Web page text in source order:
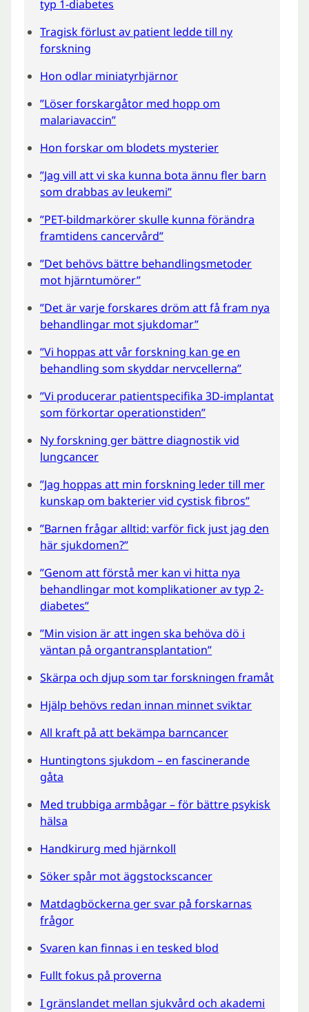
typ 1-diabetes
Tragisk förlust av patient ledde till ny
forskning
Hon odlar miniatyrhjärnor
”Löser forskargåtor med hopp om
malariavaccin”
Hon forskar om blodets mysterier
”Jag vill att vi ska kunna bota ännu fler barn
som drabbas av leukemi”
”PET-bildmarkörer skulle kunna förändra
framtidens cancervård”
”Det behövs bättre behandlingsmetoder
mot hjärntumörer”
”Det är varje forskares dröm att få fram nya
behandlingar mot sjukdomar”
”Vi hoppas att vår forskning kan ge en
behandling som skyddar nervcellerna”
”Vi producerar patientspecifika 3D-implantat
som förkortar operationstiden”
Ny forskning ger bättre diagnostik vid
lungcancer
”Jag hoppas att min forskning leder till mer
kunskap om bakterier vid cystisk fibros”
”Barnen frågar alltid: varför fick just jag den
här sjukdomen?”
”Genom att förstå mer kan vi hitta nya
behandlingar mot komplikationer av typ 2-
diabetes”
”Min vision är att ingen ska behöva dö i
väntan på organtransplantation”
Skärpa och djup som tar forskningen framåt
Hjälp behövs redan innan minnet sviktar
All kraft på att bekämpa barncancer
Huntingtons sjukdom – en fascinerande
gåta
Med trubbiga armbågar – för bättre psykisk
hälsa
Handkirurg med hjärnkoll
Söker spår mot äggstockscancer
Matdagböckerna ger svar på forskarnas
frågor
Svaren kan finnas i en tesked blod
Fullt fokus på proverna
I gränslandet mellan sjukvård och akademi